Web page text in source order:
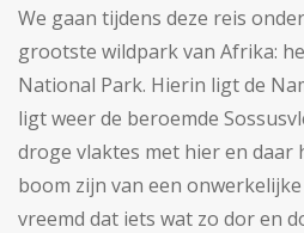
We gaan tijdens deze reis
grootste wildpark van Afrika:
National Park. Hierin ligt de
ligt weer de beroemde
droge vlaktes met hier en daar
boom zijn van een
vreemd dat iets wat zo dor en